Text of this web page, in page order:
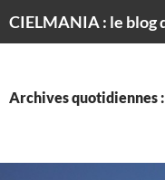
Archives quotidiennes :